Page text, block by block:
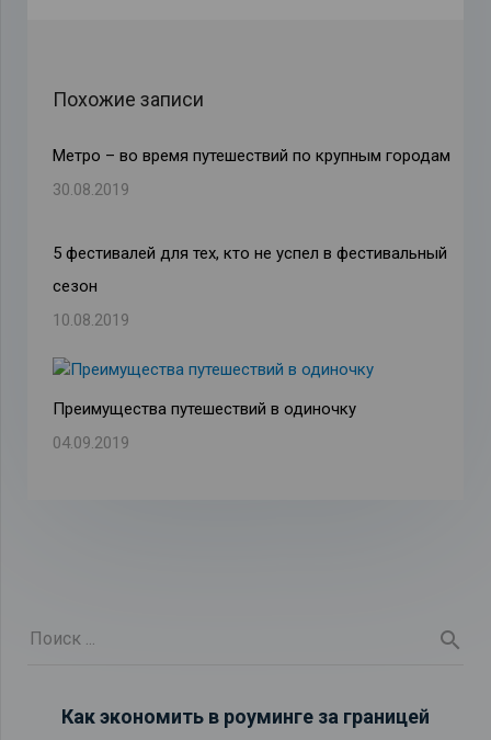
Похожие записи
​​Метро – во время путешествий по крупным городам
30.08.2019
5 фестивалей для тех, кто не успел в фестивальный
сезон
10.08.2019
Преимущества путешествий в одиночку
04.09.2019
Как экономить в роуминге за границей